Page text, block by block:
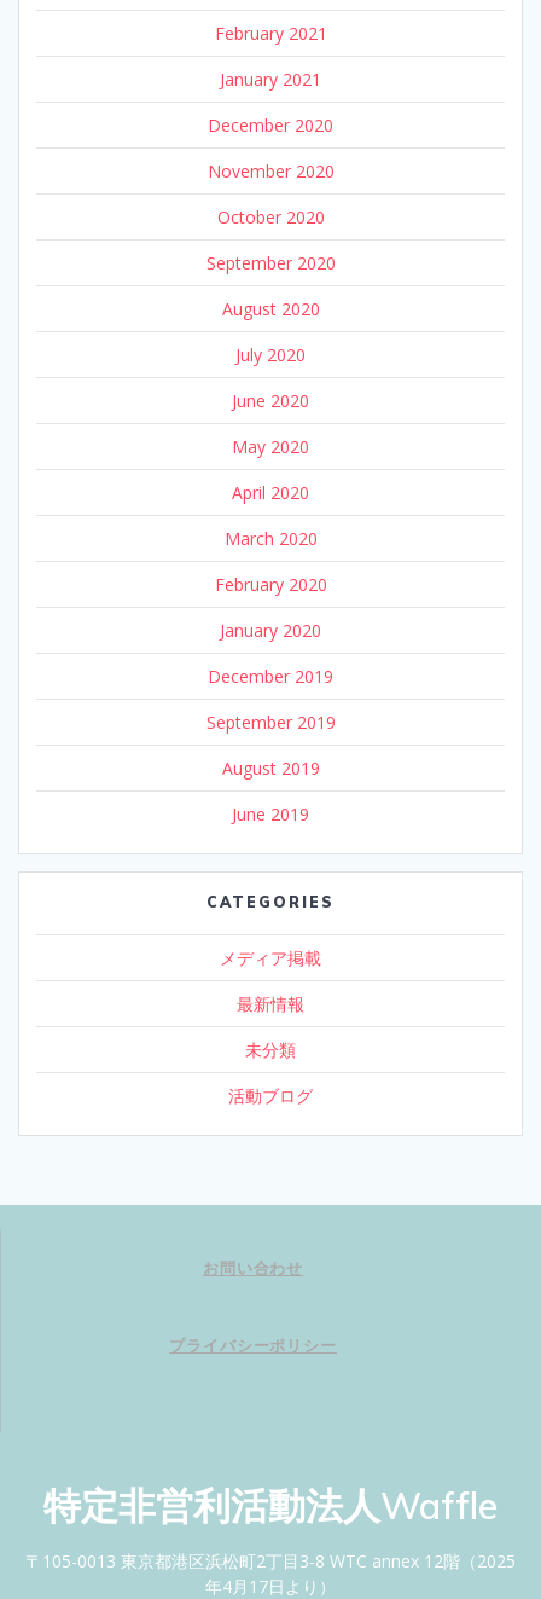
February 2021
January 2021
December 2020
November 2020
October 2020
September 2020
August 2020
July 2020
June 2020
May 2020
April 2020
March 2020
February 2020
January 2020
December 2019
September 2019
August 2019
June 2019
CATEGORIES
メディア掲載
最新情報
未分類
活動ブログ
お問い合わせ
プライバシーポリシー
特定非営利活動法人Waffle
〒105-0013 東京都港区浜松町2丁目3-8 WTC annex 12階（2025
年4月17日より）